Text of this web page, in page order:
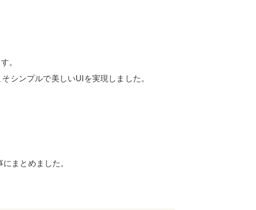
。
シンプルで美しいUIを実現しました。
にまとめました。